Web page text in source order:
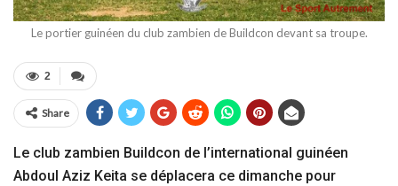
Le portier guinéen du club zambien de Buildcon devant sa troupe.
2
Share
Le club zambien Buildcon de l’international guinéen
Abdoul Aziz Keita se déplacera ce dimanche pour